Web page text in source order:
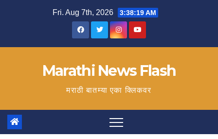
Fri. Aug 7th, 2026 3:38:20 AM
Marathi News Flash
मराठी बातम्या एका क्लिकवर